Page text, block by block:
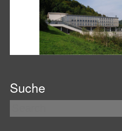
Suche